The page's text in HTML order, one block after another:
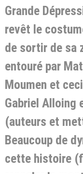
Grande
revêt le
de sortir de sa
entouré par
Moumen et
Gabriel Alloing
(auteurs et
Beaucoup de
cette histoire